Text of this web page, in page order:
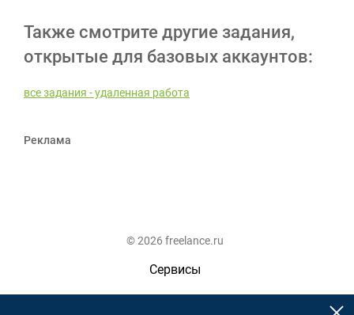
Также смотрите другие задания,
открытые для базовых аккаунтов:
все задания - удаленная работа
Реклама
© 2026 freelance.ru
Сервисы
Помощь